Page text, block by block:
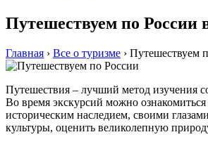
Путешествуем по России
Главная › Все о туризме › Путешествуем
Путешествия – лучший метод изучения
Во время экскурсий можно
историческим наследием, своими
культуры, оценить великолепную